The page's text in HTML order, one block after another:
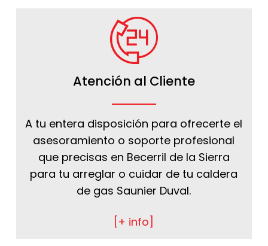
Atención al Cliente
A tu entera disposición para ofrecerte el
asesoramiento o soporte profesional
que precisas en Becerril de la Sierra
para tu arreglar o cuidar de tu caldera
de gas Saunier Duval.
[+ info]